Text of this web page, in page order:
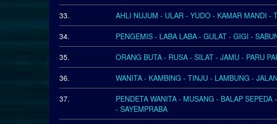
33. AHLI NUJUM - ULAR - YUDO - KAMAR MANDI -
34. PENGEMIS - LABA LABA - GULAT - GIGI -
35. ORANG BUTA - RUSA - SILAT - JAMU - PARU
36. WANITA - KAMBING - TINJU - LAMBUNG -
37.
PENDETA WANITA - MUSANG - BALAP
- SAYEMPRABA